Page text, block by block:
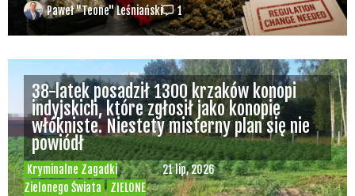
Paweł "Teone" Leśniański 1
Kryminalne Zagadki
Zielonego Świata
ZIELONE
21 lip, 2026
38-latek posadził 1300 krzaków konopi
indyjskich, które zgłosił jako konopie
włókniste. Niestety misterny plan się nie
powiódł